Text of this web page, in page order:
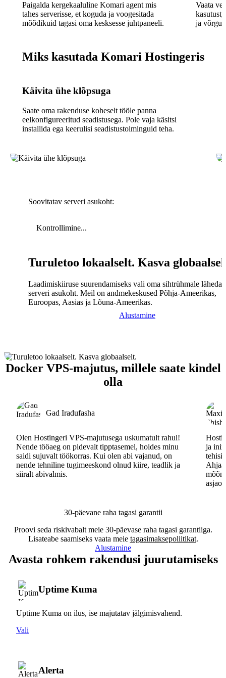
Paigalda kergekaaluline Komari agent mis
tahes serverisse, et koguda ja voogesitada
mõõdikuid tagasi oma kesksesse juhtpaneeli.
Vaata
ja võrgu
Miks kasutada Komari Hostingeris
Käivita ühe klõpsuga
Saate oma rakenduse koheselt tööle panna
eelkonfigureeritud seadistusega. Pole vaja käsitsi
installida ega keerulisi seadistustoiminguid teha.
Soovitatav serveri asukoht:
Kontrollimine...
Turuletoo lokaalselt. Kasva
Laadimiskiiruse suurendamiseks vali oma sihtrühmale lähedal
serveri asukoht. Meil on andmekeskused Põhja-Ameerikas,
Euroopas, Aasias ja Lõuna-Ameerikas.
Alustamine
Docker VPS-majutus, millele saate kindel
olla
Gad Iradufasha
Olen Hostingeri VPS-majutusega uskumatult rahul!
Nende tööaeg on pidevalt tipptasemel, hoides minu
saidi sujuvalt töökorras. Kui olen abi vajanud, on
nende tehniline tugimeeskond olnud kiire, teadlik ja
siiralt abivalmis.
ja
30-päevane raha tagasi garantii
Proovi seda riskivabalt meie 30-päevase raha tagasi garantiiga.
Lisateabe saamiseks vaata meie tagasimaksepoliitikat.
Alustamine
Avasta rohkem rakendusi juurutamiseks
Uptime Kuma
Uptime Kuma on ilus, ise majutatav jälgimisvahend.
Vali
Alerta